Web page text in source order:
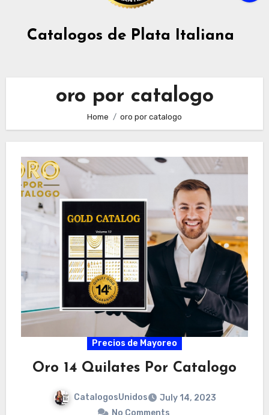
Catalogos de Plata Italiana
oro por catalogo
Home oro por catalogo
Precios de Mayoreo
Oro 14 Quilates Por Catalogo
CatalogosUnidos
July 14, 2023
No Comments